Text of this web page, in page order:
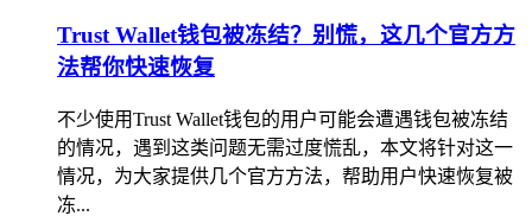
Trust Wallet钱包被冻结？别慌，这几个官方方
法帮你快速恢复
不少使用Trust Wallet钱包的用户可能会遭遇钱包被冻结
的情况，遇到这类问题无需过度慌乱，本文将针对这一
情况，为大家提供几个官方方法，帮助用户快速恢复被
冻...